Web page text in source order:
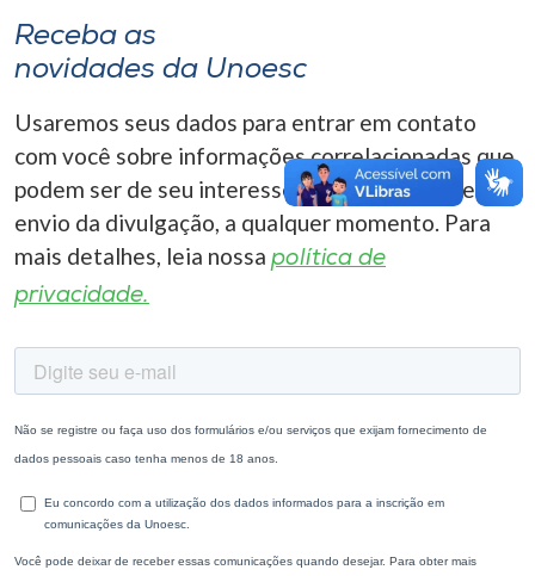
A-
Receba as
novidades da Unoesc
Usaremos seus dados para entrar em contato
com você sobre informações correlacionadas que
podem ser de seu interesse. Você pode cancelar o
envio da divulgação, a qualquer momento. Para
mais detalhes, leia nossa política de
privacidade.